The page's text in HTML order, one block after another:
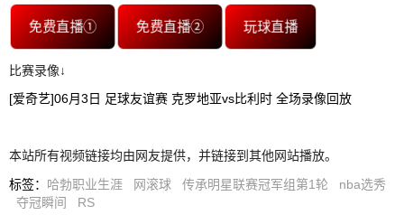
免费直播① 免费直播② 玩球直播
比赛录像↓
[爱奇艺]06月3日 足球友谊赛 克罗地亚vs比利时 全场录像回放
本站所有视频链接均由网友提供，并链接到其他网站播放。
标签： 哈勃职业生涯 网滚球 传承明星联赛冠军组第1轮
nba选秀
夺冠瞬间
RS